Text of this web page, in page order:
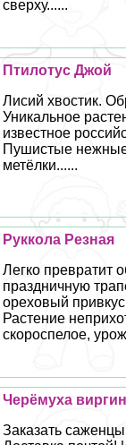
сверху......
Птилотус Джой
Лисий хвостик.
Уникальное
известное
Пушистые
метёлки......
Руккола Резная
Легко превратит
праздничную
ореховый привкус
Растение
скороспелое,
Черёмуха
Заказать